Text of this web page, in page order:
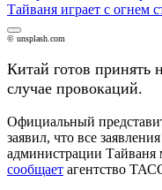
© unsplash.com
Китай готов принять
случае провокаций.
Официальный
заявил, что все
администрации Тайваня
сообщает агентство